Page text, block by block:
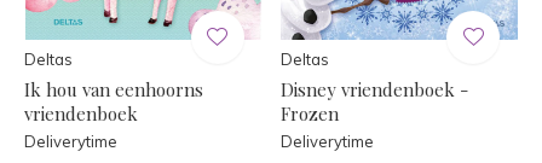
Deltas
Ik hou van eenhoorns
vriendenboek
Deliverytime
Deltas
Disney vriendenboek -
Frozen
Deliverytime